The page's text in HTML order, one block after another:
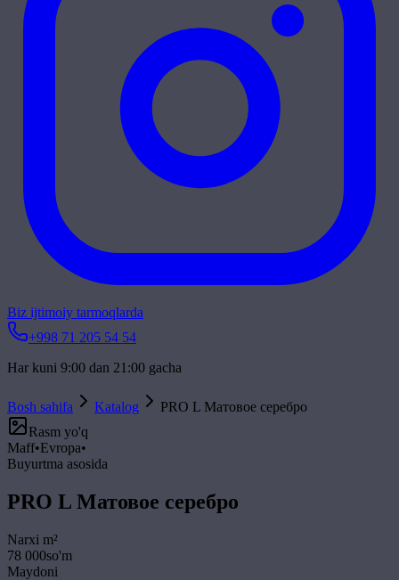
Biz ijtimoiy tarmoqlarda
+998 71 205 54 54
Har kuni 9:00 dan 21:00 gacha
Bosh sahifa Katalog
PRO L Матовое серебро
Rasm yo'q
Maff•Evropa•
Buyurtma asosida
PRO L Матовое серебро
Narxi m²
78 000so'm
Maydoni